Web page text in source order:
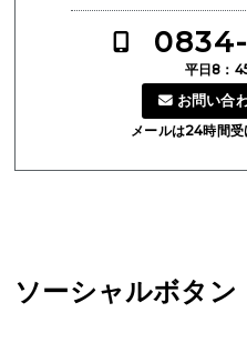
平日8：
お問い合
メールは24時間受
ソーシャルボタン